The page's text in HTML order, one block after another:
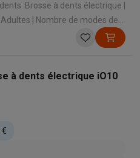
Brosse à dents électrique |
de modes de
à dents électrique iO10
€